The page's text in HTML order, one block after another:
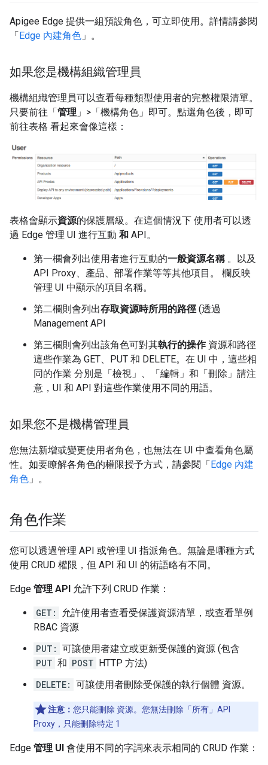
Apigee Edge 提供一組預設角色，可立即使用。詳情請參閱
「 Edge 內建角色 」。
如果您是機構組織管理員
機構組織管理員可以查看每種類型使用者的完整權限清單。
只要前往「 管理 」>「機構角色」即可。點選角色後，即可
前往表格 看起來會像這樣：
表格會顯示資源的保護層級。在這個情況下 使用者可以透
過 Edge 管理 UI 進行互動 和 API。
第一欄會列出使用者進行互動的一般資源名稱。以及
API Proxy、產品、部署作業等等其他項目。 欄反映
管理 UI 中顯示的項目名稱。
第二欄則會列出存取資源時所用的路徑 (透過
Management API
第三欄則會列出該角色可對其執行的操作資源和路徑
這些作業為 GET、PUT 和 DELETE。在 UI 中，這些相
同的作業 分別是「檢視」、「編輯」和「刪除」請注
意，UI 和 API 對這些作業使用不同的用語。
如果您不是機構管理員
您無法新增或變更使用者角色，也無法在 UI 中查看角色屬
性。如要瞭解各角色的權限授予方式，請參閱「Edge 內建
角色 」。
角色作業
您可以透過管理 API 或管理 UI 指派角色。無論是哪種方式
使用 CRUD 權限，但 API 和 UI 的術語略有不同。
Edge 管理 API 允許下列 CRUD 作業：
GET:
允許使用者查看受保護資源清單，或查看單例
RBAC 資源
PUT: 可讓使用者建立或更新受保護的資源 (包含
PUT 和 POST HTTP 方法)
DELETE: 可讓使用者刪除受保護的執行個體 資源。
注意： 您只能刪除 資源。您無法刪除「所有」 API
Proxy，只能刪除特定 1
Edge 管理 UI 會使用不同的字詞來表示相同的 CRUD 作業：